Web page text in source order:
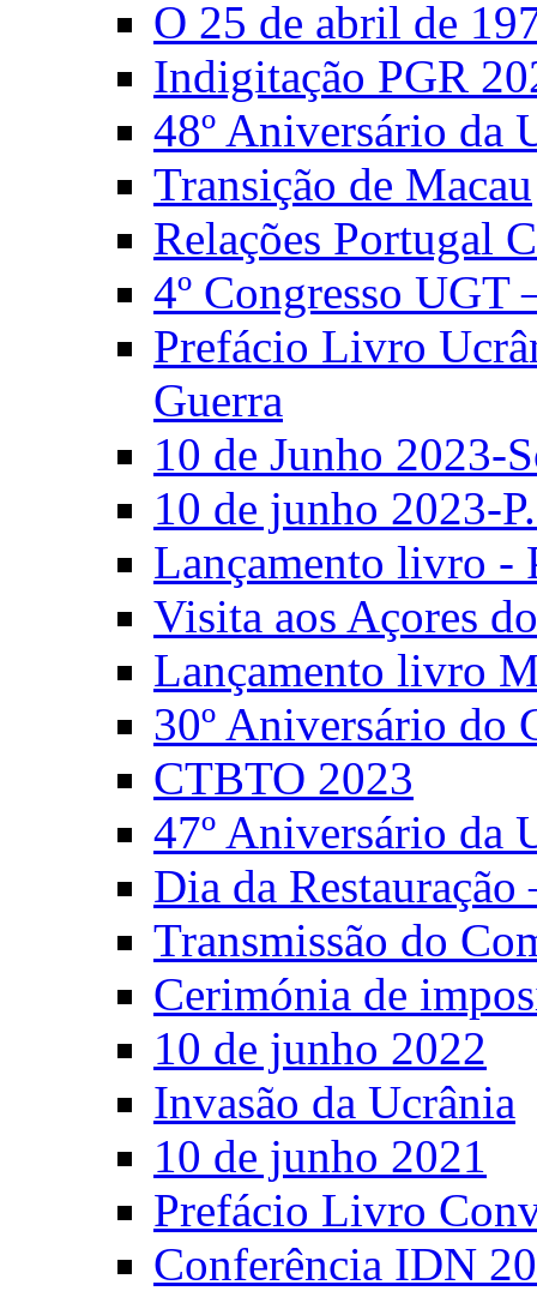
O 25 de abril de
Indigitação PGR
48º Aniversário da
Transição de Macau
Relações Portugal
4º Congresso UGT
Prefácio Livro
Guerra
10 de Junho 2023-
10 de junho 2023-
Lançamento livro -
Visita aos Açores
Lançamento livro
30º Aniversário do
CTBTO 2023
47º Aniversário da
Dia da
Transmissão do
Cerimónia de
10 de junho 2022
Invasão da Ucrânia
10 de junho 2021
Prefácio Livro
Conferência IDN